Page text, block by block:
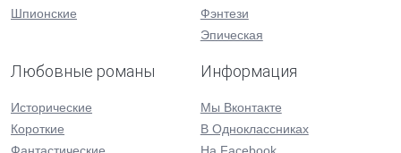
Шпионские
Фэнтези
Эпическая
Любовные романы
Исторические
Короткие
Информация
Мы Вконтакте
В Одноклассниках